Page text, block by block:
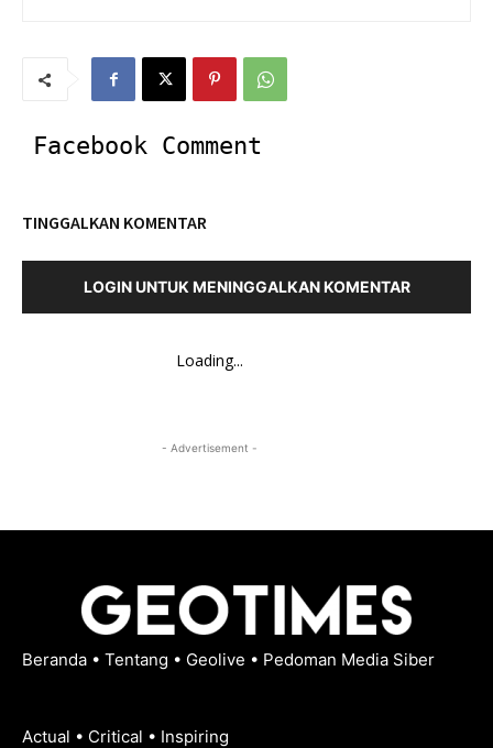
Facebook Comment
TINGGALKAN KOMENTAR
LOGIN UNTUK MENINGGALKAN KOMENTAR
Loading...
- Advertisement -
Beranda • Tentang • Geolive • Pedoman Media Siber
Actual • Critical • Inspiring